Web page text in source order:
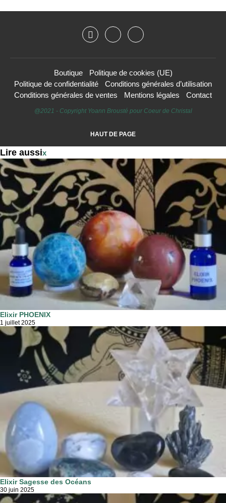
Boutique
Politique de cookies (UE)
Politique de confidentialité
Conditions générales d’utilisation
Conditions générales de ventes
Mentions légales Contact
@2021 - Copyright Yoann Brousté pour Coeur de Christal
HAUT DE PAGE
Lire aussix
Elixir PHOENIX
1 juillet 2025
Elixir Sagesse des Océans
30 juin 2025